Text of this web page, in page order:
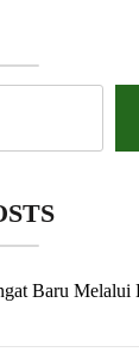
Baru Melalui